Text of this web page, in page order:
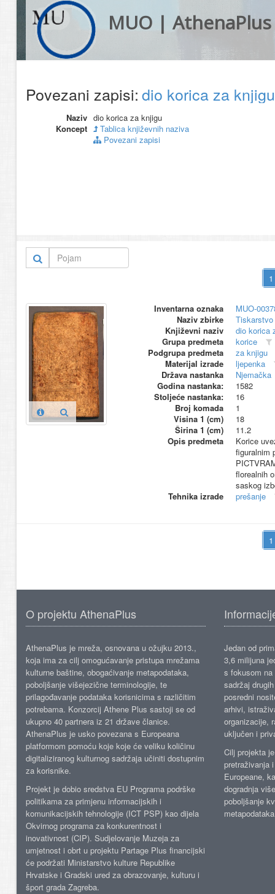
MUO | AthenaPlus
Povezani zapisi:dio korica za
Naziv dio korica za knjigu
Koncept
Tablica književnih naziva
Povezani zapisi
Inventarna oznaka
MUO-
Naziv zbirke
Književni naziv
dio korica
Grupa predmeta
korice
Podgrupa predmeta
za knjigu
Materijal izrade
ljepenka
Država nastanka
Njemačka
Godina nastanka:
1582
Stoljeće nastanka:
16
Broj komada
1
Visina 1 (cm)
18
Širina 1 (cm)
11.2
Opis predmeta
Korice
figuralnim
florealnih
saskog
Tehnika izrade
prešanje
O projektu AthenaPlus
AthenaPlus je mreža, osnovana u ožujku 2013.,
koja ima za cilj omogućavanje pristupa mrežama
kulturne baštine, obogaćivanje metapodataka,
poboljšanje višejezične terminologije, te
prilagođavanje podataka korisnicima s različitim
potrebama. Konzorcij Athene Plus sastoji se od
ukupno 40 partnera iz 21 države članice.
AthenaPlus je usko povezana s Europeana
platformom pomoću koje koje će veliku količinu
digitaliziranog kulturnog sadržaja učiniti dostupnim
za korisnike.
Projekt je dobio sredstva EU Programa podrške
politikama za primjenu informacijskih i
komunikacijskih tehnologije (ICT PSP) kao dijela
Okvirnog programa za konkurentnost i
inovativnost (CIP). Sudjelovanje Muzeja za
umjetnost i obrt u projektu Partage Plus financijski
će podržati Ministarstvo kulture Republike
Hrvatske i Gradski ured za obrazovanje, kulturu i
šport grada Zagreba.
Jedan od
3,6 milijuna
s fokusom
sadržaj
posredni
arhivi,
organizacije,
uključen i
Cilj projekta
pretraživanja
Europeane,
dogradnja
poboljšanje